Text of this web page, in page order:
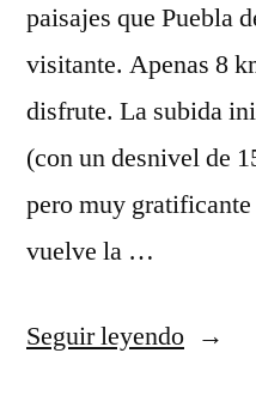
paisajes que Puebla
visitante. Apenas 8
disfrute. La subida
(con un desnivel de
pero muy
vuelve la …
Seguir leyendo«Otra